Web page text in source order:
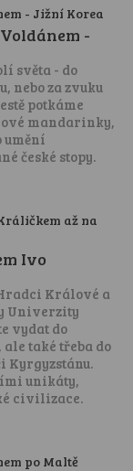
-
světa - do
nebo za zvuku
potkáme
mandarinky,
umění
české stopy.
Ivo
Králové a
Univerzity
vydat do
také třeba do
Kyrgyzstánu.
unikáty,
civilizace.